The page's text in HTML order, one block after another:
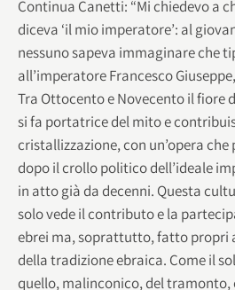
Continua Canetti: “Mi chiedevo a
diceva ‘il mio imperatore’: al
nessuno sapeva immaginare che
all’imperatore Francesco
Tra Ottocento e Novecento il fiore
si fa portatrice del mito e
cristallizzazione, con un’opera che
dopo il crollo politico dell’ideale
in atto già da decenni. Questa
solo vede il contributo e la
ebrei ma, soprattutto, fatto propri
della tradizione ebraica. Come il
quello, malinconico, del tramonto,